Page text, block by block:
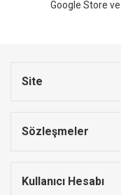
Google Store
Site
Sözleşmeler
Kullanıcı Hesabı